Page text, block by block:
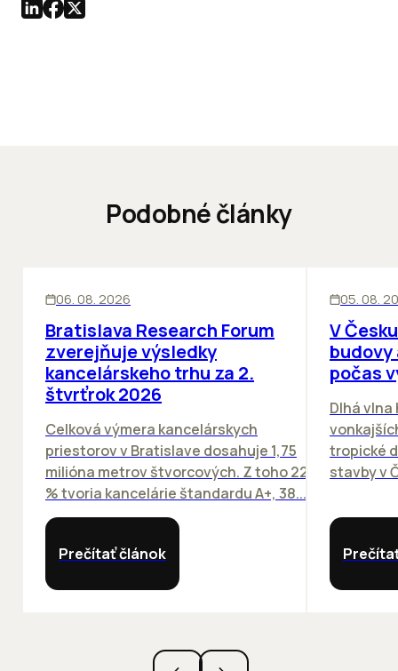
Podobné články
06. 08. 2026
Bratislava Research Forum
zverejňuje výsledky
kancelárskeho trhu za 2.
štvrťrok 2026
Celková výmera kancelárskych
priestorov v Bratislave dosahuje 1,75
milióna metrov štvorcových. Z toho 22
% tvoria kancelárie štandardu A+, 38...
Prečítať článok
05. 08.
V
počas
Dlhá
tropické
stavby v